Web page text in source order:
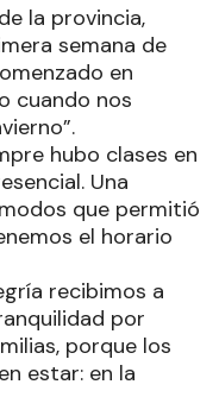
la provincia,
semana de
en
cuando nos
hubo clases en
Una
que permitió
el horario
recibimos a
por
porque los
estar: en la